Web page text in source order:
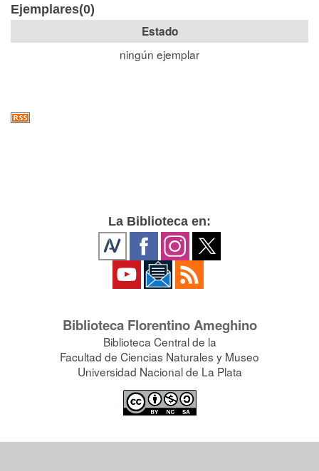
Ejemplares(0)
Estado
ningún ejemplar
La Biblioteca en:
Biblioteca Florentino Ameghino
Biblioteca Central de la
Facultad de Ciencias Naturales y Museo
Universidad Nacional de La Plata